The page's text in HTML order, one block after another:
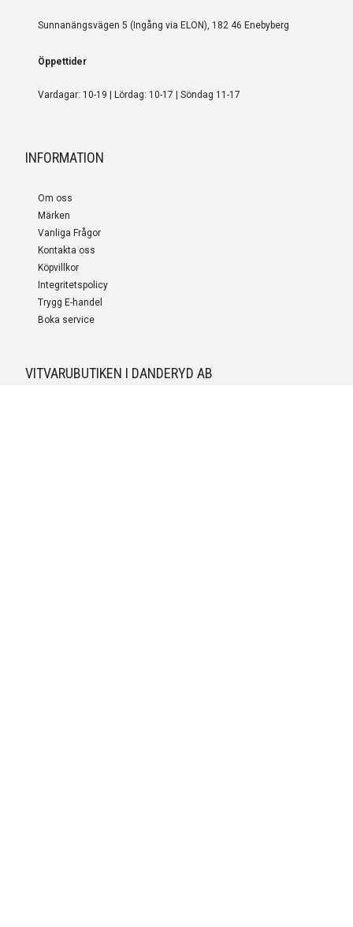
Sunnanängsvägen 5 (Ingång via ELON), 182 46 Enebyberg
Öppettider
Vardagar: 10-19 | Lördag: 10-17 | Söndag 11-17
INFORMATION
Om oss
Märken
Vanliga Frågor
Kontakta oss
Köpvillkor
Integritetspolicy
Trygg E-handel
Boka service
VITVARUBUTIKEN I DANDERYD AB